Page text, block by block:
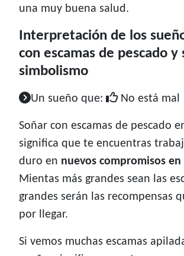
una muy buena salud.
Interpretación de los
con escamas de pescado y
simbolismo
Un sueño que: No está mal
Soñar con escamas de pescado
significa que te encuentras
duro en nuevos compromisos
Mientas más grandes sean las
grandes serán las recompensas
por llegar.
Si vemos muchas escamas